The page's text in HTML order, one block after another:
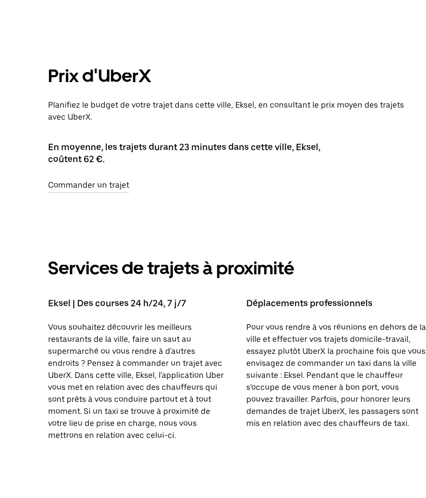
Prix d'UberX
Planifiez le budget de votre trajet dans cette ville, Eksel, en consultant le prix moyen des trajets
avec UberX.
En moyenne, les trajets durant 23 minutes dans cette ville, Eksel,
coûtent 62 €.
Commander un trajet
Services de trajets à proximité
Eksel | Des courses 24 h/24, 7 j/7
Vous souhaitez découvrir les meilleurs
restaurants de la ville, faire un saut au
supermarché ou vous rendre à d'autres
endroits ? Pensez à commander un trajet avec
UberX. Dans cette ville, Eksel, l'application Uber
vous met en relation avec des chauffeurs qui
sont prêts à vous conduire partout et à tout
moment. Si un taxi se trouve à proximité de
votre lieu de prise en charge, nous vous
mettrons en relation avec celui-ci.
Déplacements professionnels
Pour vous rendre à vos réunions en dehors de la
ville et effectuer vos trajets domicile-travail,
essayez plutôt UberX la prochaine fois que vous
envisagez de commander un taxi dans la ville
suivante : Eksel. Pendant que le chauffeur
s'occupe de vous mener à bon port, vous
pouvez travailler. Parfois, pour honorer leurs
demandes de trajet UberX, les passagers sont
mis en relation avec des chauffeurs de taxi.